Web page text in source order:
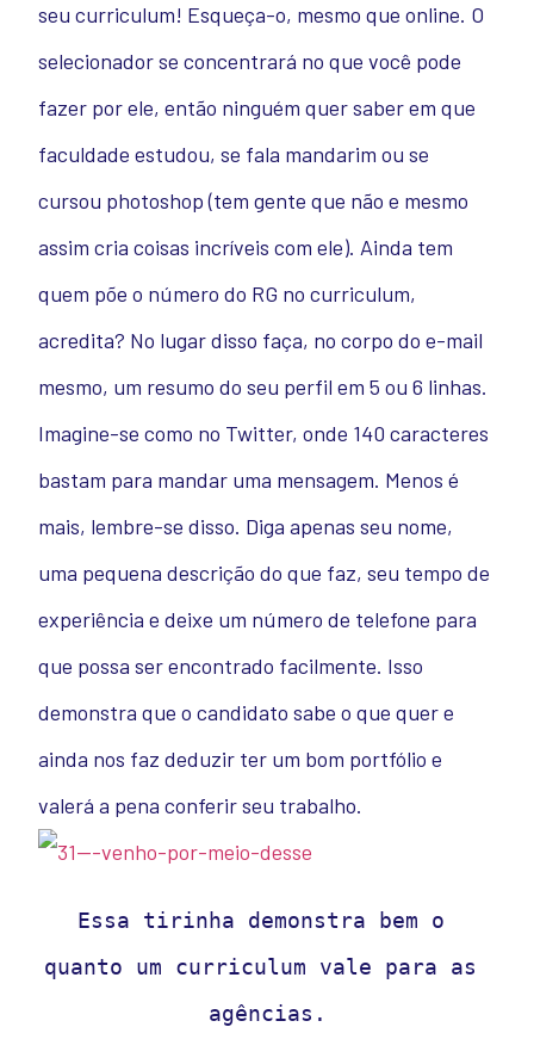
seu curriculum! Esqueça-o, mesmo que online. O
selecionador se concentrará no que você pode
fazer por ele, então ninguém quer saber em que
faculdade estudou, se fala mandarim ou se
cursou photoshop (tem gente que não e mesmo
assim cria coisas incríveis com ele). Ainda tem
quem põe o número do RG no curriculum,
acredita? No lugar disso faça, no corpo do e-mail
mesmo, um resumo do seu perfil em 5 ou 6 linhas.
Imagine-se como no Twitter, onde 140 caracteres
bastam para mandar uma mensagem. Menos é
mais, lembre-se disso. Diga apenas seu nome,
uma pequena descrição do que faz, seu tempo de
experiência e deixe um número de telefone para
que possa ser encontrado facilmente. Isso
demonstra que o candidato sabe o que quer e
ainda nos faz deduzir ter um bom portfólio e
valerá a pena conferir seu trabalho.
Essa tirinha demonstra bem o
quanto um curriculum vale para as
agências.